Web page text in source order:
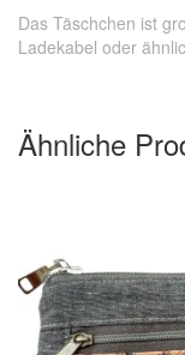
Das Täschchen ist
Ladekabel oder
Ähnliche